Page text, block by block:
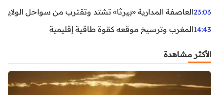
23:03العاصفة المدارية «بيرثا» تشتد وتقترب من سواحل
14:43المغرب وترسيخ موقعه كقوة طاقية إقليمية
الأكثر مشاهدة